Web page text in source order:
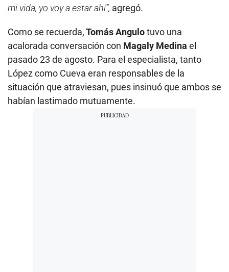
mi vida, yo voy a estar ahí”, agregó.
Como se recuerda,Tomás Angulotuvo una
acalorada conversación con Magaly Medina el
pasado 23 de agosto. Para el especialista, tanto
López como Cueva eran responsables de la
situación que atraviesan, pues insinuó que ambos se
habían lastimado mutuamente.